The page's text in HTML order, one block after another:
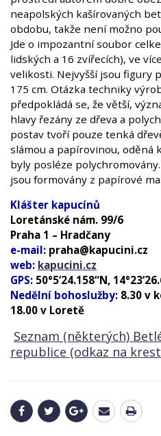
neapolských kašírovaných
obdobu, takže není možno
Jde o impozantní soubor
lidských a 16 zvířecích), ve
velikosti. Nejvyšší jsou figury
175 cm. Otázka techniky
předpokládá se, že větší,
hlavy řezány ze dřeva a
postav tvoří pouze tenká
slámou a papírovinou, oděná
byly posléze
jsou formovány z papírové
Klášter kapucínů
Loretánské nám. 99/6
Praha 1 – Hradčany
e-mail: praha@kapucini.cz
web: kapucini.cz
GPS: 50°5‘24.158“N,
Nedělní bohoslužby: 8.30 v
18.00 v Loretě
Seznam (některých)
republice (odkaz na